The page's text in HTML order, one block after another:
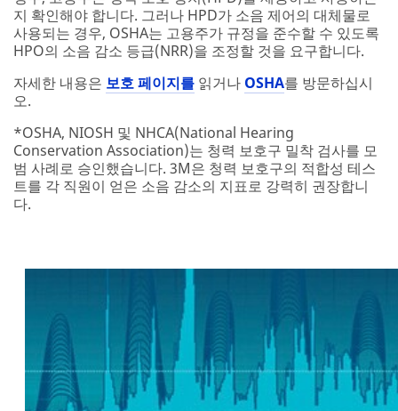
소음 제어의 기초
가장 기본적인 의미에서 소음원, 소음 경로 또는 수신
출처
소음원은 진동하는 물체이며, 작동하는 동안 소음의 형태로